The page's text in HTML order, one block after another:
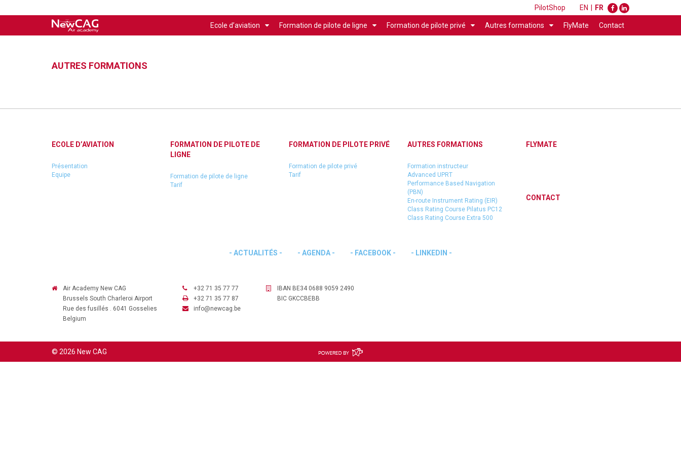
PilotShop EN FR
Ecole d’aviation Formation de pilote de ligne Formation de pilote privé Autres formations FlyMate Contact
AUTRES FORMATIONS
ECOLE D’AVIATION
Présentation
Equipe
FORMATION DE PILOTE DE
LIGNE
Formation de pilote de ligne
Tarif
FORMATION DE PILOTE PRIVÉ
Formation de pilote privé
Tarif
AUTRES FORMATIONS
Formation instructeur
Advanced UPRT
Performance Based Navigation
(PBN)
En-route Instrument Rating (EIR)
Class Rating Course Pilatus PC12
Class Rating Course Extra 500
FLYMATE
CONTACT
- ACTUALITÉS - - AGENDA - - FACEBOOK - - LINKEDIN -
Air Academy New CAG
Brussels South Charleroi Airport
Rue des fusillés . 6041 Gosselies
Belgium
+32 71 35 77 77
+32 71 35 77 87
info@newcag.be
IBAN BE34 0688 9059 2490
BIC GKCCBEBB
© 2026 New CAG